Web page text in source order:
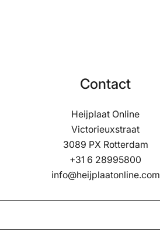
Contact
Heijplaat Online
Victorieuxstraat
3089 PX Rotterdam
+31 6 28995800
info@heijplaatonline.com